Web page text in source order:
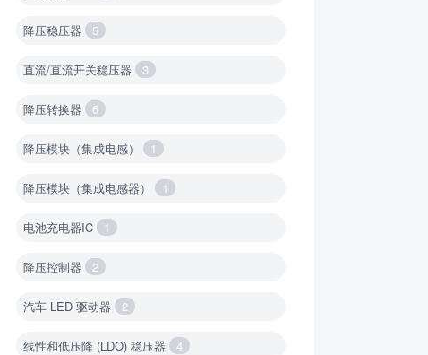
降压稳压器 5
直流/直流开关稳压器 3
降压转换器 6
降压模块（集成电感） 1
降压模块（集成电感器） 1
电池充电器IC 1
降压控制器 2
汽车 LED 驱动器 2
线性和低压降 (LDO) 稳压器 4